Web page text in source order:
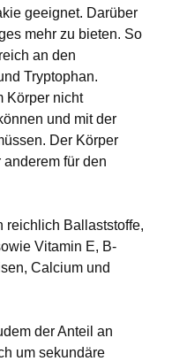
geeignet. Darüber
mehr zu bieten. So
an den
Tryptophan.
Körper nicht
und mit der
Der Körper
für den
reichlich Ballaststoffe,
Vitamin E, B-
Calcium und
der Anteil an
um sekundäre